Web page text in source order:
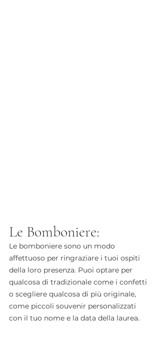
Le Bomboniere:
Le bomboniere sono un modo
affettuoso per ringraziare i tuoi ospiti
della loro presenza. Puoi optare per
qualcosa di tradizionale come i confetti
o scegliere qualcosa di più originale,
come piccoli souvenir personalizzati
con il tuo nome e la data della laurea.